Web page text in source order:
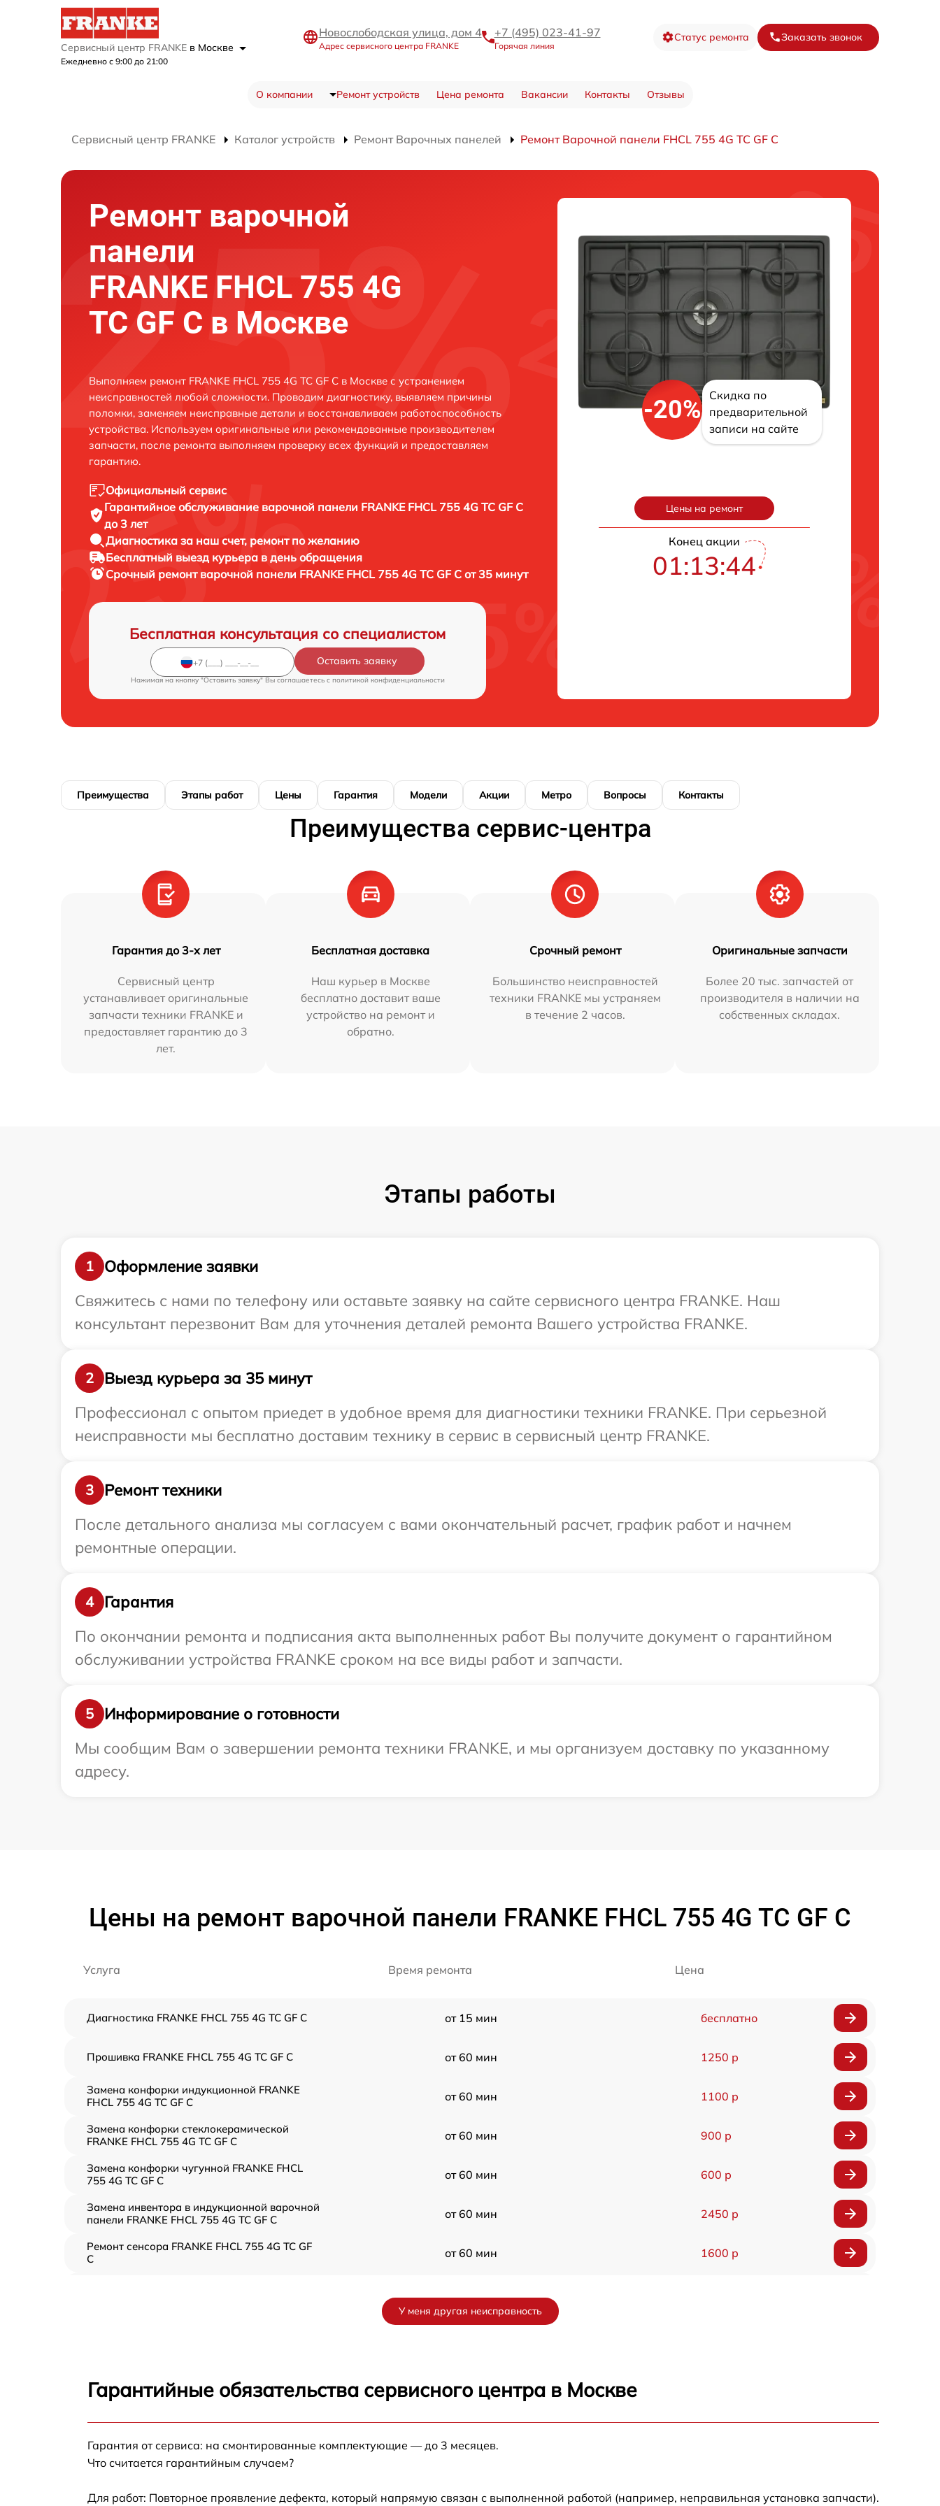
Сервисный центр FRANKE в Москве
Ежедневно с 9:00 до 21:00
Новослободская улица, дом 4
Адрес сервисного центра FRANKE
+7 (495) 023-41-97
Горячая линия
Статус ремонта Заказать звонок
О компании Ремонт устройств Цена ремонта Вакансии Контакты Отзывы
Сервисный центр FRANKE Каталог устройств Ремонт Варочных панелей Ремонт Варочной панели FHCL 755 4G TC GF C
Ремонт варочной
панели
FRANKE FHCL 755 4G
TC GF C в Москве
Выполняем ремонт FRANKE FHCL 755 4G TC GF C в Москве с устранением
неисправностей любой сложности. Проводим диагностику, выявляем причины
поломки, заменяем неисправные детали и восстанавливаем работоспособность
устройства. Используем оригинальные или рекомендованные производителем
запчасти, после ремонта выполняем проверку всех функций и предоставляем
гарантию.
Официальный сервис
Гарантийное обслуживание варочной панели FRANKE FHCL 755 4G TC GF C
до 3 лет
Диагностика за наш счет, ремонт по желанию
Бесплатный выезд курьера в день обращения
Срочный ремонт варочной панели FRANKE FHCL 755 4G TC GF C от 35 минут
Бесплатная консультация со специалистом
Оставить заявку
Нажимая на кнопку "Оставить заявку" Вы соглашаетесь c политикой конфиденциальности
-20%
Скидка по
предварительной
записи на сайте
Цены на ремонт
Конец акции
01:13:43
Преимущества Этапы работ Цены Гарантия Модели Акции Метро Вопросы Контакты
Преимущества сервис-центра
Гарантия до 3-х лет
Сервисный центр
устанавливает оригинальные
запчасти техники FRANKE и
предоставляет гарантию до 3
лет.
Бесплатная доставка
Наш курьер в Москве
бесплатно доставит ваше
устройство на ремонт и
обратно.
Срочный ремонт
Большинство неисправностей
техники FRANKE мы устраняем
в течение 2 часов.
Оригинальные запчасти
Более 20 тыс. запчастей от
производителя в наличии на
собственных складах.
Этапы работы
1
Оформление заявки
Свяжитесь с нами по телефону или оставьте заявку на сайте сервисного центра FRANKE. Наш
консультант перезвонит Вам для уточнения деталей ремонта Вашего устройства FRANKE.
2
Выезд курьера за 35 минут
Профессионал с опытом приедет в удобное время для диагностики техники FRANKE. При серьезной
неисправности мы бесплатно доставим технику в сервис в сервисный центр FRANKE.
3
Ремонт техники
После детального анализа мы согласуем с вами окончательный расчет, график работ и начнем
ремонтные операции.
4
Гарантия
По окончании ремонта и подписания акта выполненных работ Вы получите документ о гарантийном
обслуживании устройства FRANKE сроком на все виды работ и запчасти.
5
Информирование о готовности
Мы сообщим Вам о завершении ремонта техники FRANKE, и мы организуем доставку по указанному
адресу.
Цены на ремонт варочной панели FRANKE FHCL 755 4G TC GF C
Услуга Время ремонта Цена
Диагностика FRANKE FHCL 755 4G TC GF C от 15 мин бесплатно
Прошивка FRANKE FHCL 755 4G TC GF C от 60 мин 1250 р
Замена конфорки индукционной FRANKE
FHCL 755 4G TC GF C
от 60 мин 1100 р
Замена конфорки стеклокерамической
FRANKE FHCL 755 4G TC GF C
от 60 мин 900 р
Замена конфорки чугунной FRANKE FHCL
755 4G TC GF C
от 60 мин 600 р
Замена инвентора в индукционной варочной
панели FRANKE FHCL 755 4G TC GF C
от 60 мин 2450 р
Ремонт сенсора FRANKE FHCL 755 4G TC GF
C
от 60 мин 1600 р
Ремонт модуля управления FRANKE FHCL
Замена сенсора FRANKE FHCL 755 4G TC GF
от 60 мин
У меня другая неисправность
Гарантийные обязательства сервисного центра в Москве
Гарантия от сервиса: на смонтированные комплектующие — до 3 месяцев.
Что считается гарантийным случаем?
Для работ: Повторное проявление дефекта, который напрямую связан с выполненной работой (например, неправильная установка запчасти).